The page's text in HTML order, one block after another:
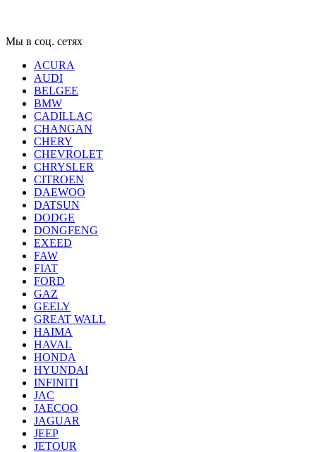
Мы в соц. сетях
ACURA
AUDI
BELGEE
BMW
CADILLAC
CHANGAN
CHERY
CHEVROLET
CHRYSLER
CITROEN
DAEWOO
DATSUN
DODGE
DONGFENG
EXEED
FAW
FIAT
FORD
GAZ
GEELY
GREAT WALL
HAIMA
HAVAL
HONDA
HYUNDAI
INFINITI
JAC
JAECOO
JAGUAR
JEEP
JETOUR